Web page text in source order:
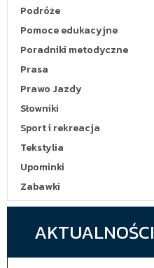
Podróże
Pomoce edukacyjne
Poradniki metodyczne
Prasa
Prawo Jazdy
Słowniki
Sport i rekreacja
Tekstylia
Upominki
Zabawki
AKTUALNOŚCI